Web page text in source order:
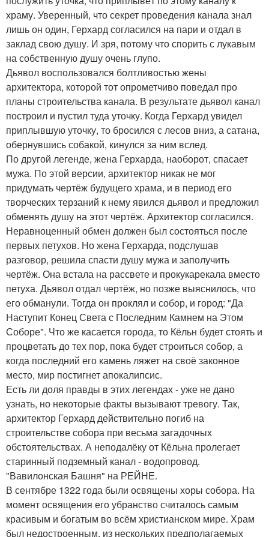
храму. Уверенный, что секрет проведения канала знал
лишь он один, Герхард согласился на пари и отдал в
заклад свою душу. И зря, потому что спорить с лукавым
на собственную душу очень глупо.
Дьявол воспользовался болтливостью жены
архитектора, которой тот опрометчиво поведал про
планы строительства канала. В результате дьявол канал
построил и пустил туда уточку. Когда Герхард увидел
приплывшую уточку, то бросился с лесов вниз, а сатана,
обернувшись собакой, кинулся за ним вслед.
По другой легенде, жена Герхарда, наоборот, спасает
мужа. По этой версии, архитектор никак не мог
придумать чертёж будущего храма, и в период его
творческих терзаний к нему явился дьявол и предложил
обменять душу на этот чертёж. Архитектор согласился.
Неравноценный обмен должен был состояться после
первых петухов. Но жена Герхарда, подслушав
разговор, решила спасти душу мужа и заполучить
чертёж. Она встала на рассвете и прокукарекала вместо
петуха. Дьявол отдал чертёж, но позже выяснилось, что
его обманули. Тогда он проклял и собор, и город: "Да
Наступит Конец Света с Последним Камнем на Этом
Соборе". Что же касается города, то Кёльн будет стоять и
процветать до тех пор, пока будет строиться собор, а
когда последний его камень ляжет на своё законное
место, мир постигнет апокалипсис.
Есть ли доля правды в этих легендах - уже не дано
узнать, но некоторые факты вызывают тревогу. Так,
архитектор Герхард действительно погиб на
строительстве собора при весьма загадочных
обстоятельствах. А неподалёку от Кёльна пролегает
старинный подземный канал - водопровод.
"Вавилонская Башня" на РЕЙНЕ.
В сентябре 1322 года были освящены хоры собора. На
момент освящения его убранство считалось самым
красивым и богатым во всём христианском мире. Храм
был недостроенным, из нескольких предполагаемых